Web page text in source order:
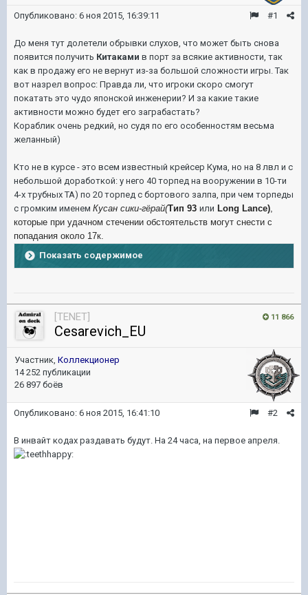
#1
Опубликовано: 6 ноя 2015, 16:39:11
До меня тут долетели обрывки слухов, что может быть снова
появится получить Китаками в порт за всякие активности, так
как в продажу его не вернут из-за большой сложности игры. Так
вот назрел вопрос: Правда ли, что игроки скоро смогут
покатать это чудо японской инженерии? И за какие такие
активности можно будет его заграбастать?
Кораблик очень редкий, но судя по его особенностям весьма
желанный)
Кто не в курсе - это всем известный крейсер Кума, но на 8 лвл и с
небольшой доработкой: у него 40 торпед на вооружении в 10-ти
4-х трубных ТА) по 20 торпед с бортового залпа, при чем торпеды
с громким именем Кусан сики-гёрай(Тип 93 или Long Lance)
которые при удачном стечении обстоятельств могут снести с
попадания около 17к.
Показать содержимое
11 866
[TENET]
Cesarevich_EU
Участник, Коллекционер
14 252 публикации
26 897 боёв
#2
Опубликовано: 6 ноя 2015, 16:41:10
В инвайт кодах раздавать будут. На 24 часа, на первое апреля.